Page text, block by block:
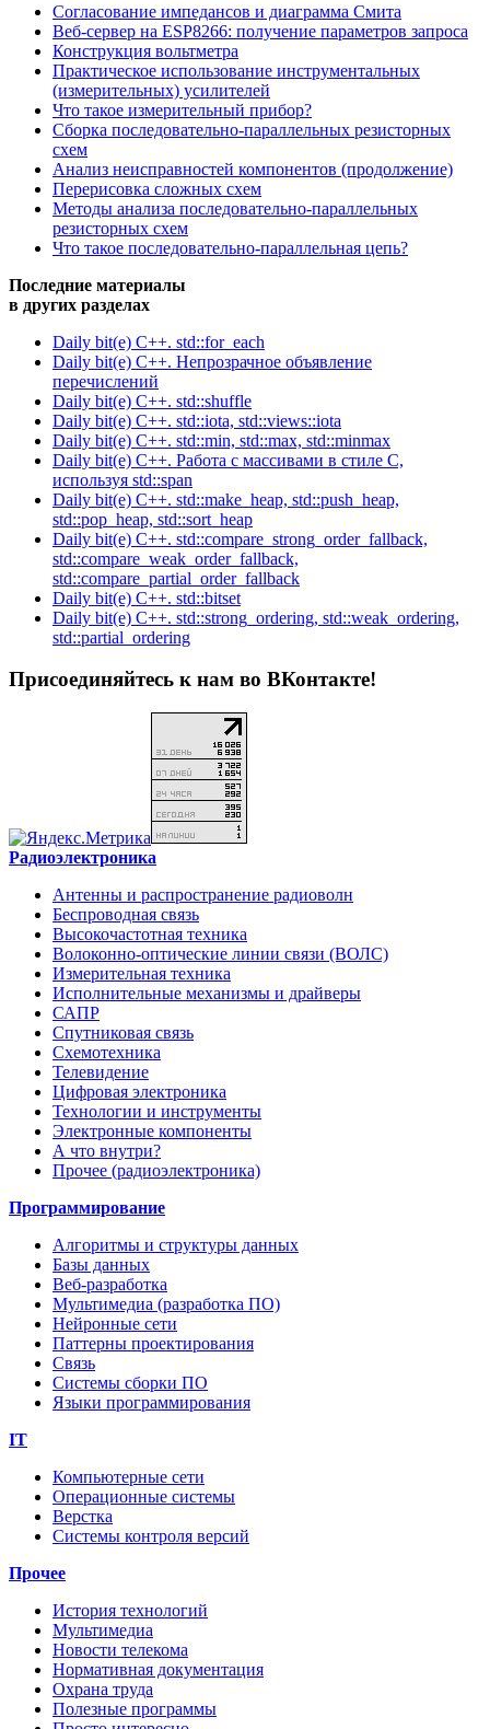
Согласование импедансов и диаграмма Смита
Веб-сервер на ESP8266: получение параметров запроса
Конструкция вольтметра
Практическое использование инструментальных
(измерительных) усилителей
Что такое измерительный прибор?
Сборка последовательно-параллельных резисторных
схем
Анализ неисправностей компонентов (продолжение)
Перерисовка сложных схем
Методы анализа последовательно-параллельных
резисторных схем
Что такое последовательно-параллельная цепь?
Последние материалы
в других разделах
Daily bit(e) C++. std::for_each
Daily bit(e) C++. Непрозрачное объявление
перечислений
Daily bit(e) C++. std::shuffle
Daily bit(e) C++. std::iota, std::views::iota
Daily bit(e) C++. std::min, std::max, std::minmax
Daily bit(e) C++. Работа с массивами в стиле C,
используя std::span
Daily bit(e) C++. std::make_heap, std::push_heap,
std::pop_heap, std::sort_heap
Daily bit(e) C++. std::compare_strong_order_fallback,
std::compare_weak_order_fallback,
std::compare_partial_order_fallback
Daily bit(e) C++. std::bitset
Daily bit(e) C++. std::strong_ordering, std::weak_ordering,
std::partial_ordering
Присоединяйтесь к нам во ВКонтакте!
Радиоэлектроника
Антенны и распространение радиоволн
Беспроводная связь
Высокочастотная техника
Волоконно-оптические линии связи (ВОЛС)
Измерительная техника
Исполнительные механизмы и драйверы
САПР
Спутниковая связь
Схемотехника
Телевидение
Цифровая электроника
Технологии и инструменты
Электронные компоненты
А что внутри?
Прочее (радиоэлектроника)
Программирование
Алгоритмы и структуры данных
Базы данных
Веб-разработка
Мультимедиа (разработка ПО)
Нейронные сети
Паттерны проектирования
Связь
Системы сборки ПО
Языки программирования
IT
Компьютерные сети
Операционные системы
Верстка
Системы контроля версий
Прочее
История технологий
Мультимедиа
Новости телекома
Нормативная документация
Охрана труда
Полезные программы